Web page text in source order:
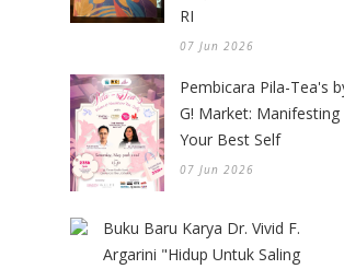
RI
07 Jun 2026
Pembicara Pila-Tea's
G! Market: Manifesting
Your Best Self
07 Jun 2026
Buku Baru Karya Dr. Vivid F.
Argarini "Hidup Untuk Saling